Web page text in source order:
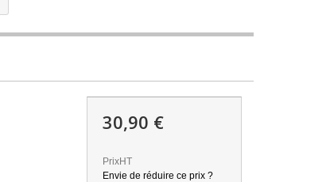
30,90 €
PrixHT
Envie de réduire ce prix ?